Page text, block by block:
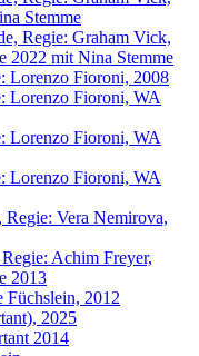
Stemme
Regie: Graham Vick,
2022 mit Nina Stemme
Lorenzo Fioroni, 2008
Lorenzo Fioroni, WA
Lorenzo Fioroni, WA
Lorenzo Fioroni, WA
Regie: Vera Nemirova,
Achim Freyer,
2013
Füchslein, 2012
2025
2014